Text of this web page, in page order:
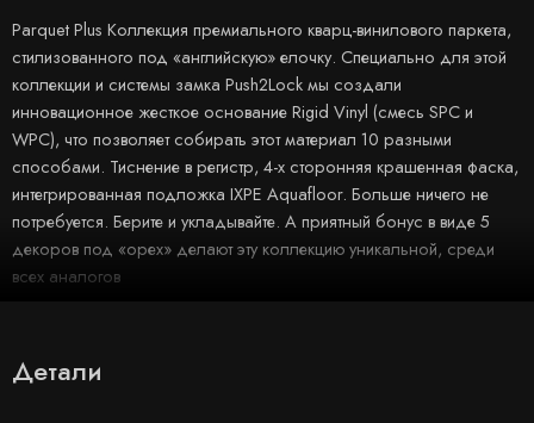
Parquet Plus Коллекция премиального кварц-винилового паркета,
стилизованного под «английскую» елочку. Специально для этой
коллекции и системы замка Push2Lock мы создали
инновационное жесткое основание Rigid Vinyl (смесь SPC и
WPC), что позволяет собирать этот материал 10 разными
способами. Тиснение в регистр, 4-х сторонняя крашенная фаска,
интегрированная подложка IXPE Aquafloor. Больше ничего не
потребуется. Берите и укладывайте. А приятный бонус в виде 5
декоров под «орех» делают эту коллекцию уникальной, среди
всех аналогов
Детали